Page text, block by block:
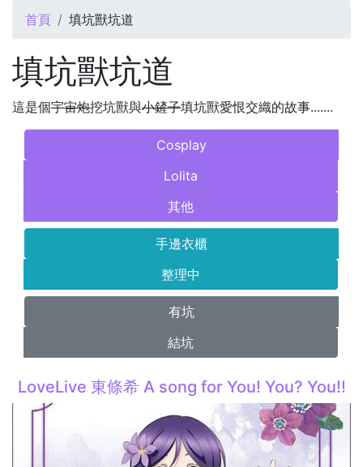
您在這裡
首頁 填坑獸坑道
填坑獸坑道
這是個宇宙炮挖坑獸與小鏟子填坑獸愛恨交織的故事.......
Cosplay
Lolita
其他
手邊衣櫃
整理中
有坑
結坑
LoveLive 東條希 A song for You! You? You!!